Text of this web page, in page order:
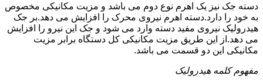
دسته جک نیز یک اهرم نوع دوم می باشد و مزیت مکانیکی مخصوص
به خود را دارد.دسته اهرم نیروی محرک را افزایش می دهد.بر جک
هیدرولیک نیروی مفید دسته وارد می شود و جک این نیرو را افزایش
می دهد.از این طریق مزیت مکانیکی کل دستگاه برابر مزیت
مکانیکی این دو قسمت می باشد.
مفهوم کلمه هیدرولیک